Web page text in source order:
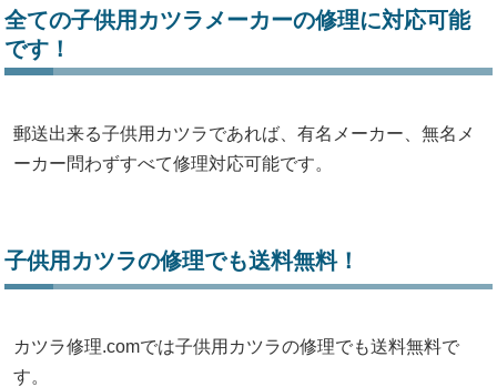
全ての子供用カツラメーカーの修理に対応可能
です！
郵送出来る子供用カツラであれば、有名メーカー、無名メ
ーカー問わずすべて修理対応可能です。
子供用カツラの修理でも送料無料！
カツラ修理.comでは子供用カツラの修理でも送料無料で
す。